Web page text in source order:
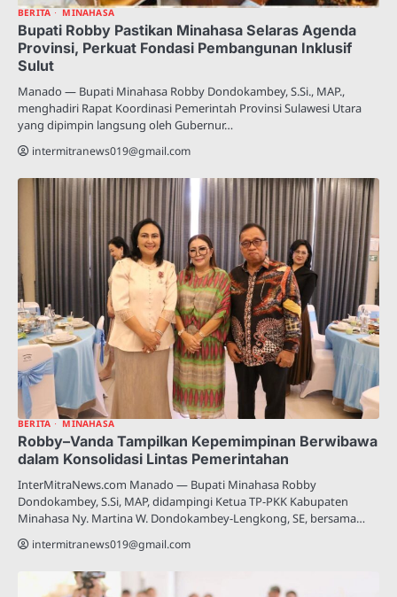
BERITA MINAHASA
Bupati Robby Pastikan Minahasa Selaras Agenda
Provinsi, Perkuat Fondasi Pembangunan Inklusif
Sulut
Manado — Bupati Minahasa Robby Dondokambey, S.Si., MAP.,
menghadiri Rapat Koordinasi Pemerintah Provinsi Sulawesi Utara
yang dipimpin langsung oleh Gubernur…
intermitranews019@gmail.com
BERITA MINAHASA
Robby–Vanda Tampilkan Kepemimpinan Berwibawa
dalam Konsolidasi Lintas Pemerintahan
InterMitraNews.com Manado — Bupati Minahasa Robby
Dondokambey, S.Si, MAP, didampingi Ketua TP-PKK Kabupaten
Minahasa Ny. Martina W. Dondokambey-Lengkong, SE, bersama…
intermitranews019@gmail.com